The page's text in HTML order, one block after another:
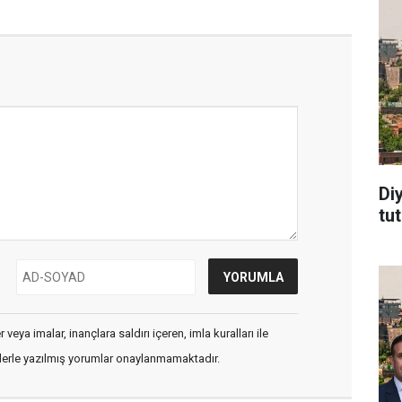
imalar, inançlara saldırı içeren, imla kuralları ile
yazılmış yorumlar onaylanmamaktadır.